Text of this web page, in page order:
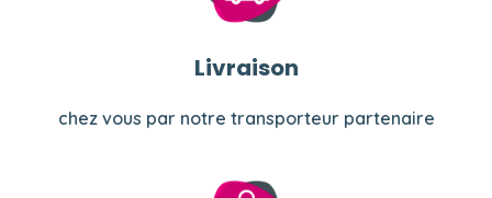
Livraison
chez vous par notre transporteur partenaire